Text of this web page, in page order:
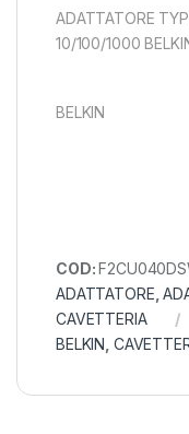
ADATTATORE
10/100/1000
BELKIN
COD:
ADATTATORE ,
CAVETTERIA
BELKIN